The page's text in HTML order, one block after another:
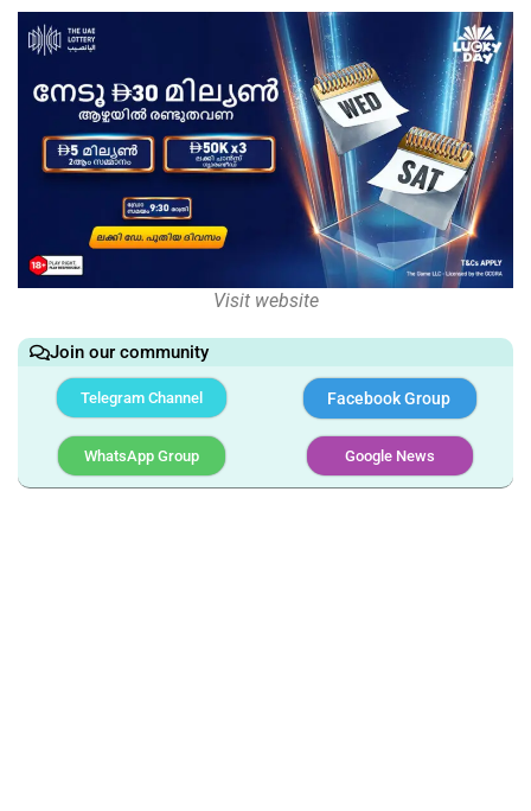
Visit website
Join our community
Telegram Channel Facebook Group
WhatsApp Group Google News